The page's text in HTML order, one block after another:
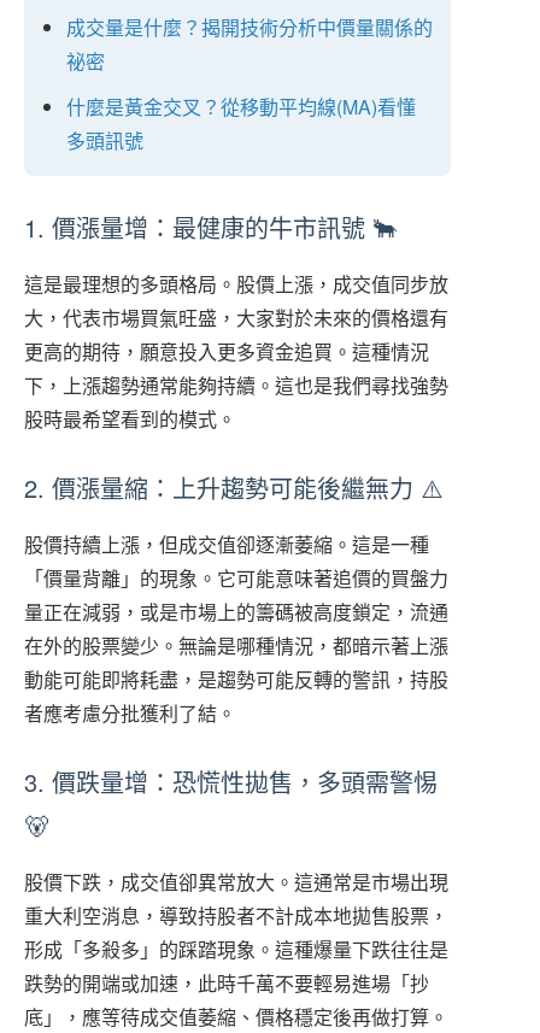
成交量是什麼？揭開技術分析中價量關係的
祕密
什麼是黃金交叉？從移動平均線(MA)看懂
多頭訊號
1. 價漲量增：最健康的牛市訊號 🐂
這是最理想的多頭格局。股價上漲，成交值同步放
大，代表市場買氣旺盛，大家對於未來的價格還有
更高的期待，願意投入更多資金追買。這種情況
下，上漲趨勢通常能夠持續。這也是我們尋找強勢
股時最希望看到的模式。
2. 價漲量縮：上升趨勢可能後繼無力 ⚠️
股價持續上漲，但成交值卻逐漸萎縮。這是一種
「價量背離」的現象。它可能意味著追價的買盤力
量正在減弱，或是市場上的籌碼被高度鎖定，流通
在外的股票變少。無論是哪種情況，都暗示著上漲
動能可能即將耗盡，是趨勢可能反轉的警訊，持股
者應考慮分批獲利了結。
3. 價跌量增：恐慌性拋售，多頭需警惕
🐻
股價下跌，成交值卻異常放大。這通常是市場出現
重大利空消息，導致持股者不計成本地拋售股票，
形成「多殺多」的踩踏現象。這種爆量下跌往往是
跌勢的開端或加速，此時千萬不要輕易進場「抄
底」，應等待成交值萎縮、價格穩定後再做打算。